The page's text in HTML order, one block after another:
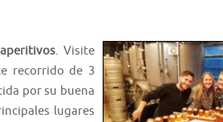
. Visite
recorrido de 3
por su buena
lugares